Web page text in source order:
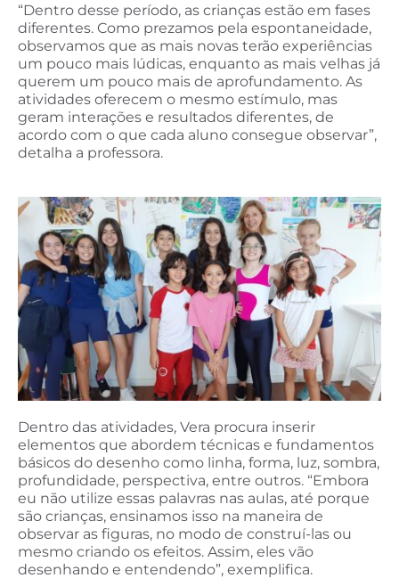
“Dentro desse período, as crianças estão em fases
diferentes. Como prezamos pela espontaneidade,
observamos que as mais novas terão experiências
um pouco mais lúdicas, enquanto as mais velhas já
querem um pouco mais de aprofundamento. As
atividades oferecem o mesmo estímulo, mas
geram interações e resultados diferentes, de
acordo com o que cada aluno consegue observar”,
detalha a professora.
Dentro das atividades, Vera procura inserir
elementos que abordem técnicas e fundamentos
básicos do desenho como linha, forma, luz, sombra,
profundidade, perspectiva, entre outros. “Embora
eu não utilize essas palavras nas aulas, até porque
são crianças, ensinamos isso na maneira de
observar as figuras, no modo de construí-las ou
mesmo criando os efeitos. Assim, eles vão
desenhando e entendendo”, exemplifica.